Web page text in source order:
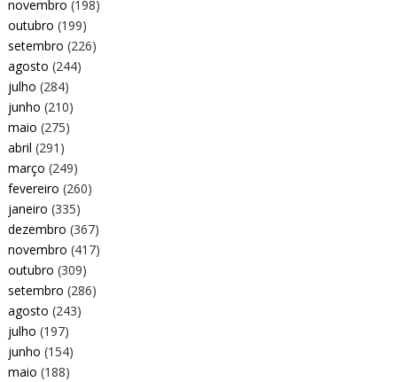
novembro (198)
outubro (199)
setembro (226)
agosto (244)
julho (284)
junho (210)
maio (275)
abril (291)
março (249)
fevereiro (260)
janeiro (335)
dezembro (367)
novembro (417)
outubro (309)
setembro (286)
agosto (243)
julho (197)
junho (154)
maio (188)